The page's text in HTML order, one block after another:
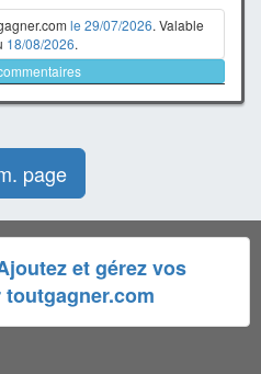
le 29/07/2026. Valable
18/08/2026.
page
et gérez vos